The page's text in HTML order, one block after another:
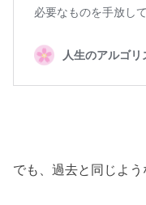
でも、過去と同じよう